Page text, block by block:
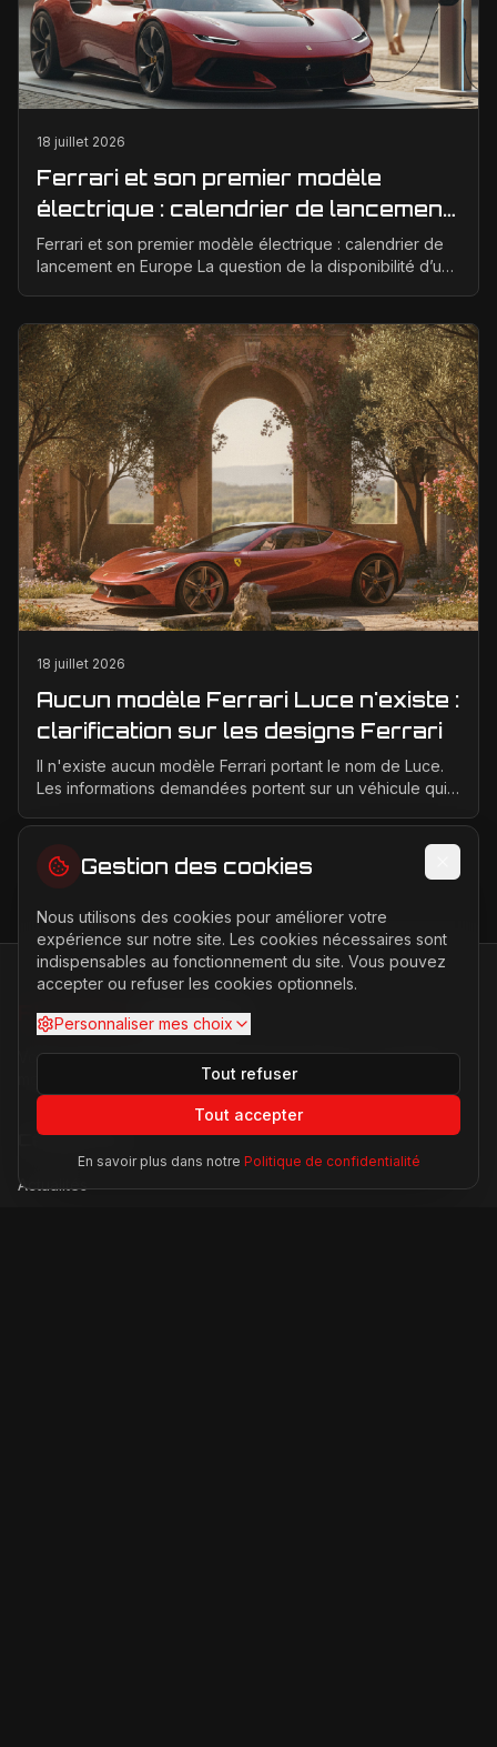
18 juillet 2026
Ferrari et son premier modèle
électrique : calendrier de lancement
en Europe
Ferrari et son premier modèle électrique : calendrier de
lancement en Europe La question de la disponibilité d’une
18 juillet 2026
Aucun modèle Ferrari Luce n'existe :
clarification sur les designs Ferrari
Il n'existe aucun modèle Ferrari portant le nom de Luce.
Les informations demandées portent sur un véhicule qui
FERRARI PASSION
Votre source d'actualités sur l'univers Ferrari. F1, nouveaux
modèles, histoire légendaire.
Catégories
Actualités
Gestion des cookies
Nous utilisons des cookies pour améliorer votre
expérience sur notre site. Les cookies nécessaires sont
indispensables au fonctionnement du site. Vous pouvez
accepter ou refuser les cookies optionnels.
Personnaliser mes choix
Tout refuser
Tout accepter
En savoir plus dans notre Politique de confidentialité